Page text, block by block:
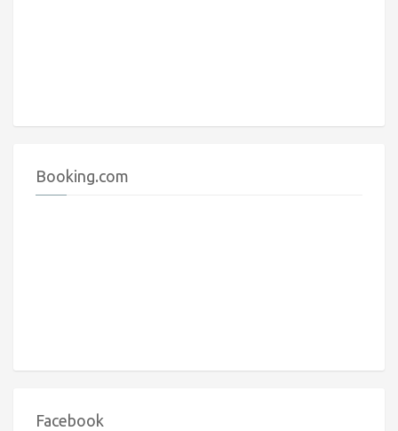
Booking.com
Facebook